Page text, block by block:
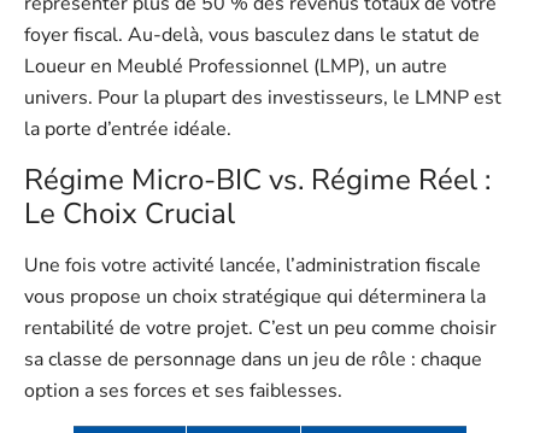
foyer fiscal. Au-delà, vous basculez dans le statut de
Loueur en Meublé Professionnel (LMP), un autre
univers. Pour la plupart des investisseurs, le LMNP est
la porte d’entrée idéale.
Régime Micro-BIC vs. Régime Réel :
Le Choix Crucial
Une fois votre activité lancée, l’administration fiscale
vous propose un choix stratégique qui déterminera la
rentabilité de votre projet. C’est un peu comme choisir
sa classe de personnage dans un jeu de rôle : chaque
option a ses forces et ses faiblesses.